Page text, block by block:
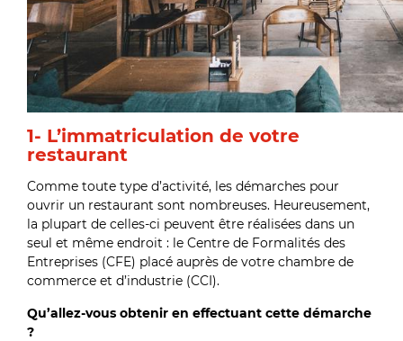
1- L’immatriculation de votre
restaurant
Comme toute type d’activité, les démarches pour
ouvrir un restaurant sont nombreuses. Heureusement,
la plupart de celles-ci peuvent être réalisées dans un
seul et même endroit : le Centre de Formalités des
Entreprises (CFE) placé auprès de votre chambre de
commerce et d’industrie (CCI).
Qu’allez-vous obtenir en effectuant cette démarche
?